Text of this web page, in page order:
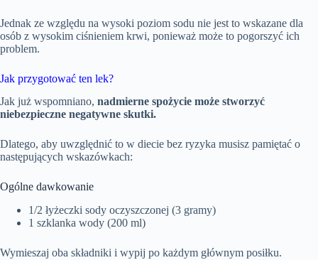
Jednak ze względu na wysoki poziom sodu nie jest to wskazane dla
osób z wysokim ciśnieniem krwi, ponieważ może to pogorszyć ich
problem.
Jak przygotować ten lek?
Jak już wspomniano, nadmierne spożycie może stworzyć
niebezpieczne negatywne skutki.
Dlatego, aby uwzględnić to w diecie bez ryzyka musisz pamiętać o
następujących wskazówkach:
Ogólne dawkowanie
1/2 łyżeczki sody oczyszczonej (3 gramy)
1 szklanka wody (200 ml)
Wymieszaj oba składniki i wypij po każdym głównym posiłku.